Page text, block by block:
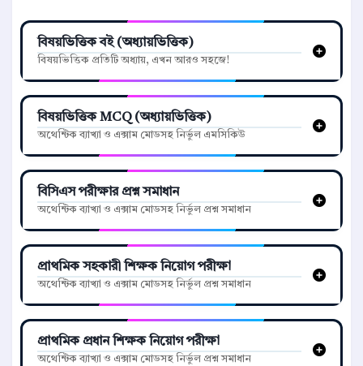
বিষয়ভিত্তিক বই (অধ্যায়ভিত্তিক)
বিষয়ভিত্তিক প্রতিটি অধ্যায়, এখন আরও সহজে!
বিষয়ভিত্তিক MCQ (অধ্যায়ভিত্তিক)
অথেন্টিক ব্যাখ্যা ও এক্সাম মোডসহ নির্ভুল এমসিকিউ
বিসিএস পরীক্ষার প্রশ্ন সমাধান
অথেন্টিক ব্যাখ্যা ও এক্সাম মোডসহ নির্ভুল প্রশ্ন সমাধান
প্রাথমিক সহকারী শিক্ষক নিয়োগ পরীক্ষা
অথেন্টিক ব্যাখ্যা ও এক্সাম মোডসহ নির্ভুল প্রশ্ন সমাধান
প্রাথমিক প্রধান শিক্ষক নিয়োগ পরীক্ষা
অথেন্টিক ব্যাখ্যা ও এক্সাম মোডসহ নির্ভুল প্রশ্ন সমাধান